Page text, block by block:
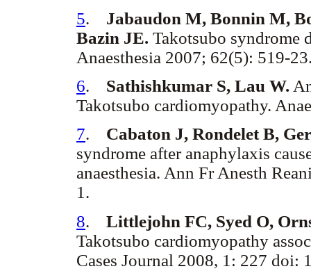
5. Jabaudon M, Bonnin M,
Bazin JE. Takotsubo syndrome
Anaesthesia 2007; 62(5): 519-
6. Sathishkumar S, Lau W.
Takotsubo cardiomyopathy.
7. Cabaton J, Rondelet B,
syndrome after anaphylaxis
anaesthesia. Ann Fr Anesth
1.
8. Littlejohn FC, Syed O,
Takotsubo cardiomyopathy
Cases Journal 2008, 1: 227